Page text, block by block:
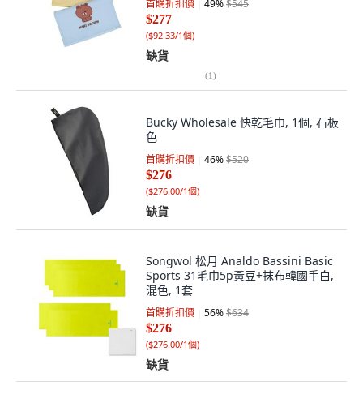
首購折扣價 49%$545
$277
($92.33/1個)
缺貨
(1)
Bucky Wholesale 快乾毛巾, 1個, 石板
色
首購折扣價 46%$520
$276
($276.00/1個)
缺貨
Songwol 松月 Analdo Bassini Basic
Sports 31毛巾5p黃豆+抹布韓國手白,
混色, 1套
首購折扣價 56%$634
$276
($276.00/1個)
缺貨